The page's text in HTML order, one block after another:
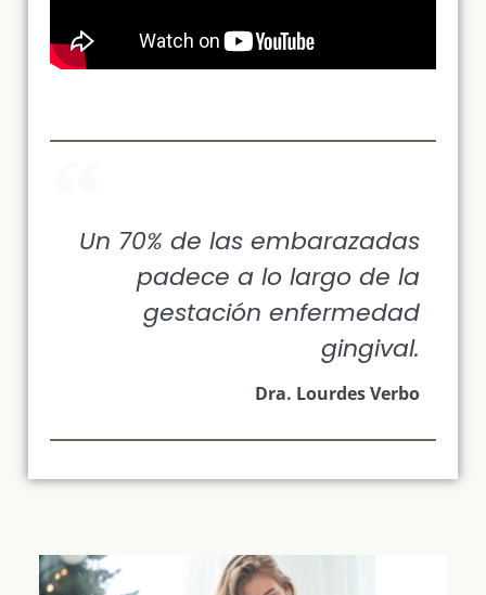
Un 70% de las embarazadas
padece a lo largo de la
gestación enfermedad
gingival.
Dra. Lourdes Verbo